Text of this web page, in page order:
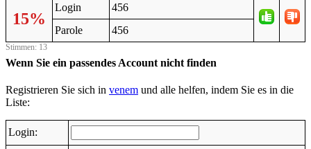
15%
Login
456
Parole
456
Stimmen: 13
Wenn Sie ein passendes Account nicht finden
Registrieren Sie sich in venem und alle helfen, indem Sie es in die
Liste:
Login: